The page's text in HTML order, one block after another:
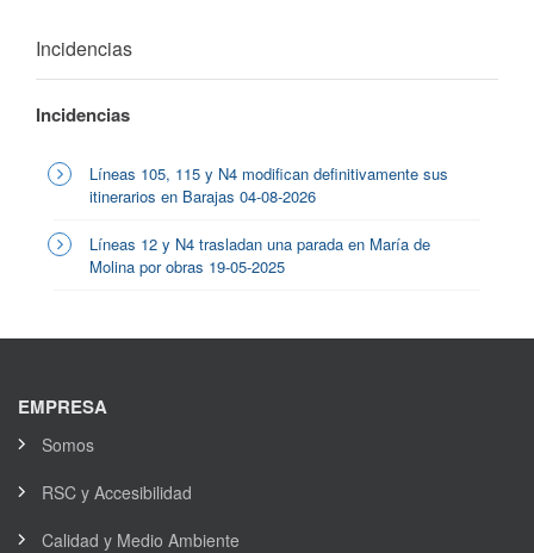
Incidencias
Incidencias
Líneas 105, 115 y N4 modifican definitivamente sus
itinerarios en Barajas 04-08-2026
Líneas 12 y N4 trasladan una parada en María de
Molina por obras 19-05-2025
EMPRESA
Somos
RSC y Accesibilidad
Calidad y Medio Ambiente